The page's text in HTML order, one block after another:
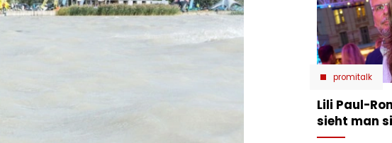
promitalk
Lili Paul-
sieht man